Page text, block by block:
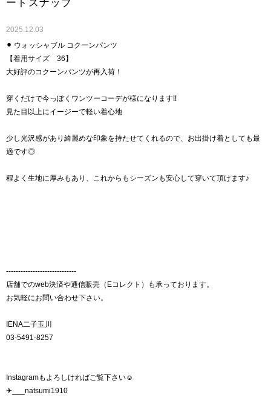
ートスナップ
2025.12.03
⚫︎ ウォッシャブル コクーンパンツ
【着用サイズ 36】
大好評のコクーンパンツが再入荷！
穿くだけで今っぽくワンツーコーデが様になります!!
見た目以上にイージーで軽い着心地
少し光沢感があり綺麗めな印象を持たせてくれるので、お出掛け着としても最
適です◎
程よく生地に厚みもあり、これからもシーズンも安心して穿いて頂けます♪
-----------------------------
店舗でのweb決済や通信販売（Eコレクト）も承っております。
お気軽にお問い合わせ下さい。
IENA二子玉川
03-5491-8257
Instagramもよろしければご覧下さい☺︎
✈︎___natsumi1910